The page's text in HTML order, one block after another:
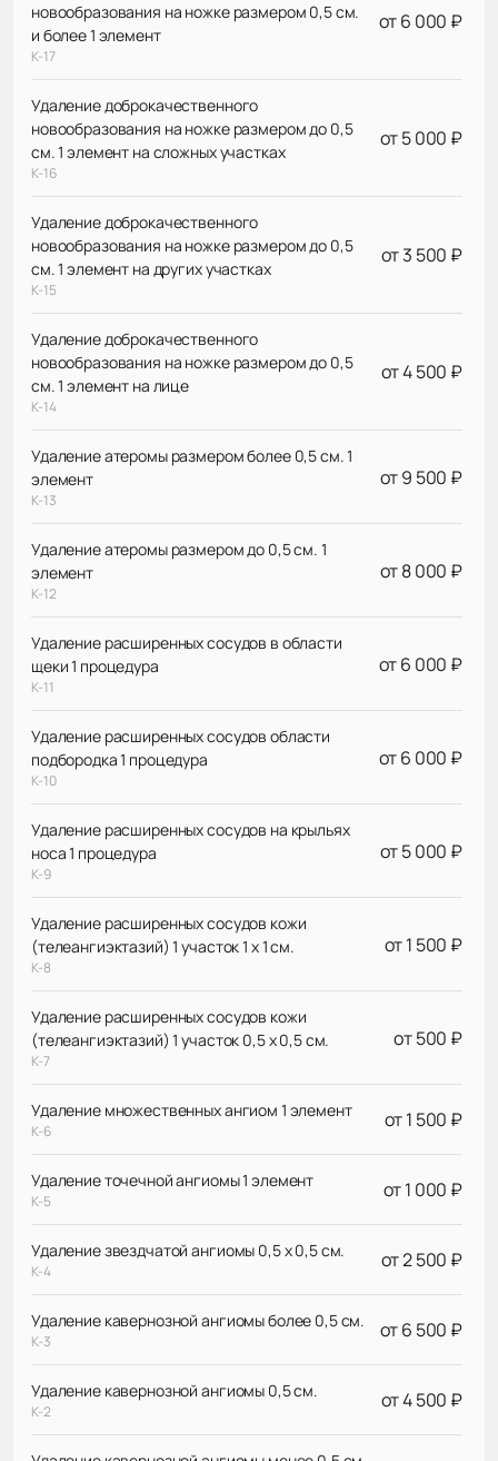
новообразования на ножке размером 0,5 см.
и более 1 элемент
К-17
от 6 000 ₽
Удаление доброкачественного
новообразования на ножке размером до 0,5
см. 1 элемент на сложных участках
К-16
от 5 000 ₽
Удаление доброкачественного
новообразования на ножке размером до 0,5
см. 1 элемент на других участках
К-15
от 3 500 ₽
Удаление доброкачественного
новообразования на ножке размером до 0,5
см. 1 элемент на лице
К-14
от 4 500 ₽
Удаление атеромы размером более 0,5 см. 1
элемент
К-13
от 9 500 ₽
Удаление атеромы размером до 0,5 см. 1
элемент
К-12
от 8 000 ₽
Удаление расширенных сосудов в области
щеки 1 процедура
К-11
от 6 000 ₽
Удаление расширенных сосудов области
подбородка 1 процедура
К-10
от 6 000 ₽
Удаление расширенных сосудов на крыльях
носа 1 процедура
К-9
от 5 000 ₽
Удаление расширенных сосудов кожи
(телеангиэктазий) 1 участок 1 х 1 см.
К-8
от 1 500 ₽
Удаление расширенных сосудов кожи
(телеангиэктазий) 1 участок 0,5 х 0,5 см.
К-7
от 500 ₽
Удаление множественных ангиом 1 элемент
К-6 от 1 500 ₽
Удаление точечной ангиомы 1 элемент
К-5 от 1 000 ₽
Удаление звездчатой ангиомы 0,5 х 0,5 см.
К-4 от 2 500 ₽
Удаление кавернозной ангиомы более 0,5 см.
К-3 от 6 500 ₽
Удаление кавернозной ангиомы 0,5 см.
К-2 от 4 500 ₽